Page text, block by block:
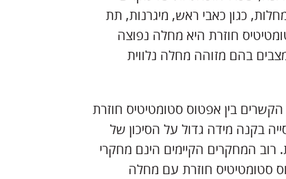
כגון כאבי ראש, מיגרנות, תת
חוזרת היא מחלה נפוצה
בהם מזוהה מחלה נלווית
בין אפטוס סטומטיטיס חוזרת
בקנה מידה גדול על הסיכון של
רוב המחקרים הקיימים הינם מחקרי
חוזרת עם מחלה